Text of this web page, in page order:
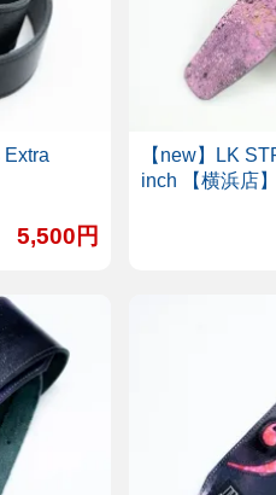
Extra
5,500円
【new】LK
inch 【横浜店】